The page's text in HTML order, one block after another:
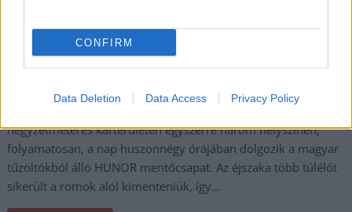
CONFIRM
Data Deletion Data Access Privacy Policy
Mentő Nemzetközi csoport mentőcsapata már több, romok
alatt rekedt személyt mentett ki és jelenleg is dolgoznak a
csapat tagjai a katasztrófa helyszínén. A szolnoki
kutyakiképző, Kröpfl Erzsébet is ennek a csapatnak a tagja.
négyzetméteres kárterületen egyszerre három helyszínen,
folyamatosan, a nap huszonnégy órájában dolgozik a magyar
tűzoltókból álló HUNOR mentőcsapat. Az éjszaka több túlélőt
sikerült a romok alól kimenteniük, így…